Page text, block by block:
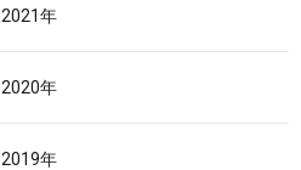
2021年
2020年
2019年